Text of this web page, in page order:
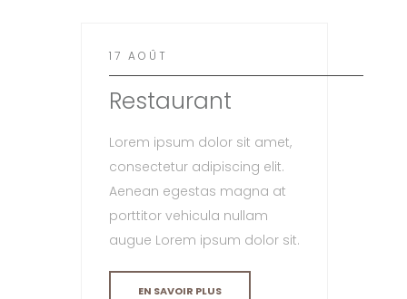
17 AOÛT
Restaurant
Lorem ipsum dolor sit amet,
consectetur adipiscing elit.
Aenean egestas magna at
porttitor vehicula nullam
augue Lorem ipsum dolor sit.
EN SAVOIR PLUS